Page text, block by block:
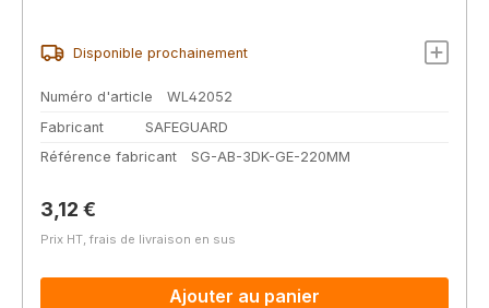
Disponible prochainement
Numéro d'article
WL42052
Fabricant
SAFEGUARD
Référence fabricant
SG-AB-3DK-GE-220MM
Prix régulier :
3,12 €
Prix HT, frais de livraison en sus
Ajouter au panier